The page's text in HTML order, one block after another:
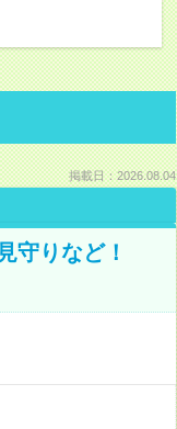
掲載日：2026.08.04
守りなど！